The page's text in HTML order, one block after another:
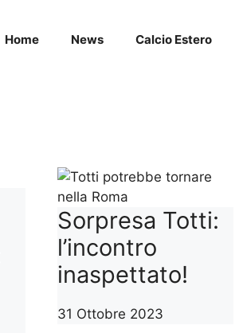
Home News Calcio Estero
Sorpresa Totti:
l’incontro
inaspettato!
31 Ottobre 2023